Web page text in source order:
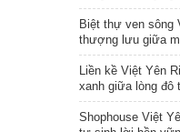
Biệt thự ven sông
thượng lưu giữa
Liền kề Việt Yên
xanh giữa lòng đô
Shophouse Việt